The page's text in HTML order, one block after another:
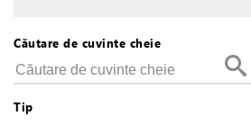
Căutare de cuvinte cheie
Tip